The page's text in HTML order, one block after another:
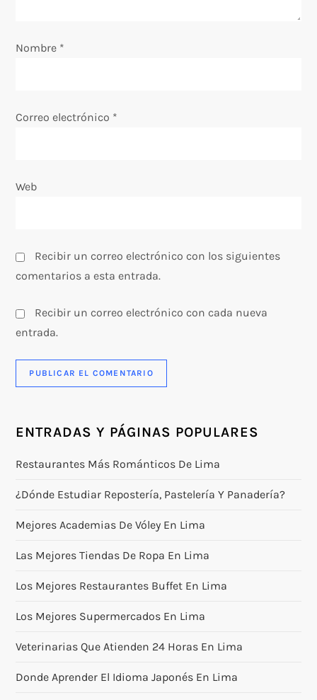
n
r
d
s
Nombre *
Correo electrónico *
Web
Recibir un correo electrónico con los siguientes
comentarios a esta entrada.
Recibir un correo electrónico con cada nueva
entrada.
ENTRADAS Y PÁGINAS POPULARES
Restaurantes Más Románticos De Lima
¿Dónde Estudiar Repostería, Pastelería Y Panadería?
Mejores Academias De Vóley En Lima
Las Mejores Tiendas De Ropa En Lima
Los Mejores Restaurantes Buffet En Lima
Los Mejores Supermercados En Lima
Veterinarias Que Atienden 24 Horas En Lima
Donde Aprender El Idioma Japonés En Lima